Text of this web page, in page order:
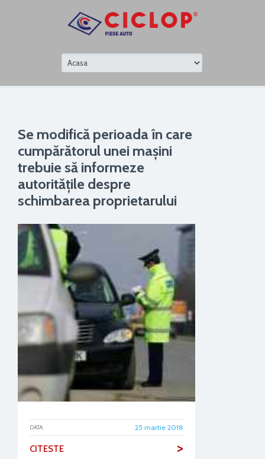
Se modifică perioada în care
cumpărătorul unei mașini
trebuie să informeze
autoritățile despre
schimbarea proprietarului
DATA: 25 martie 2018
CITESTE >